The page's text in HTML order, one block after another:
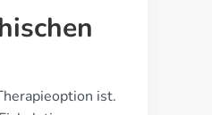
ist.